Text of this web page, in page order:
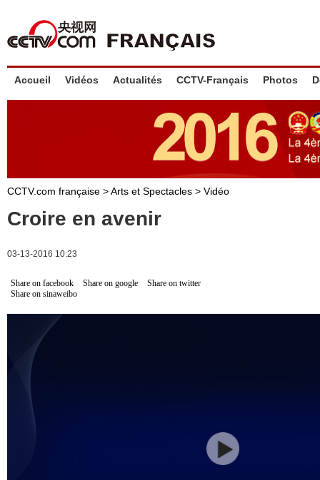
Accueil Vidéos Actualités CCTV-Français Photos
CCTV.com française >Arts et Spectacles > Vidéo
Croire en avenir
03-13-2016 10:23
Share on facebook Share on google
Share on twitter
Share on sinaweibo